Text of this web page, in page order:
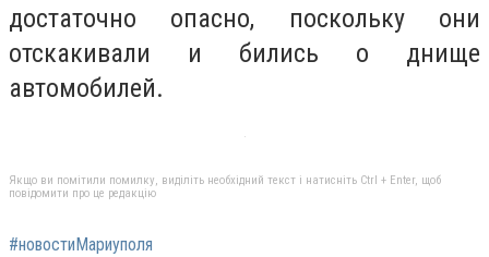
достаточно опасно, поскольку они
отскакивали и бились о днище
автомобилей.
Якщо ви помітили помилку, виділіть необхідний текст і натисніть Ctrl + Enter, щоб
повідомити про це редакцію
#новостиМариуполя